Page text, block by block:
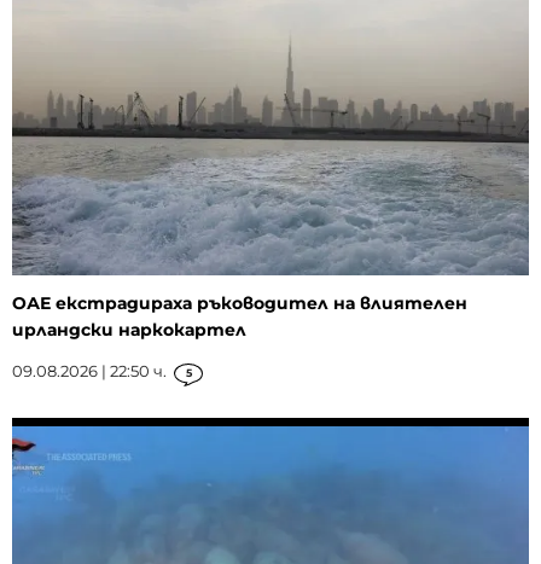
ОАЕ екстрадираха ръководител на влиятелен
ирландски наркокартел
09.08.2026 | 22:50 ч. 5